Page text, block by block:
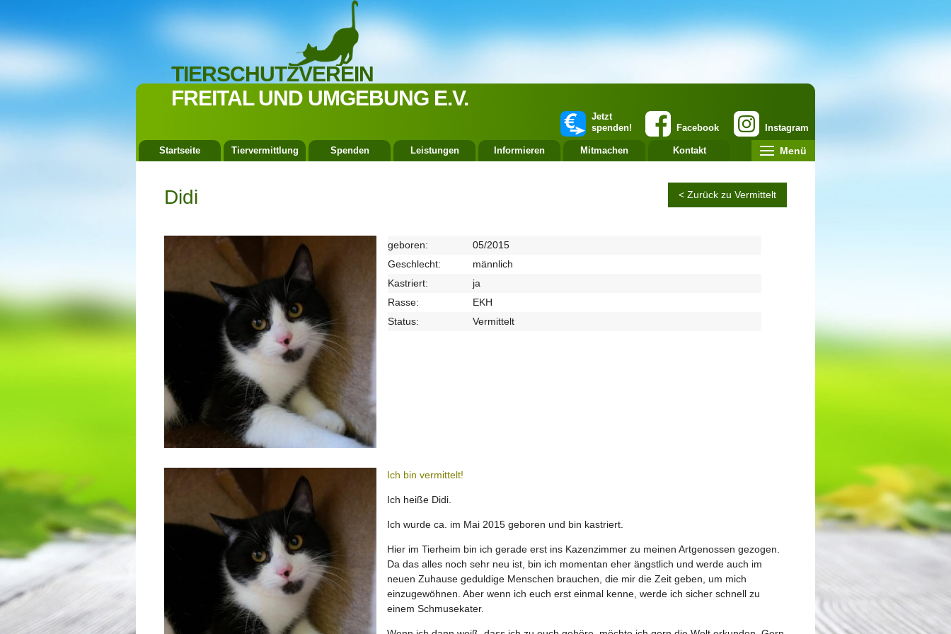
TIERSCHUTZVEREIN
FREITAL UND UMGEBUNG E.V.
Instagram
Facebook
Jetzt
spenden!
Startseite Tiervermittlung Spenden Leistungen Informieren Mitmachen Kontakt Menü
Didi < Zurück zu Vermittelt
geboren:
05/2015
Geschlecht:
männlich
Kastriert:
ja
Rasse:
EKH
Status:
Vermittelt
Ich bin vermittelt!
Ich heiße Didi.
Ich wurde ca. im Mai 2015 geboren und bin kastriert.
Hier im Tierheim bin ich gerade erst ins Kazenzimmer zu meinen Artgenossen gezogen.
Da das alles noch sehr neu ist, bin ich momentan eher ängstlich und werde auch im
neuen Zuhause geduldige Menschen brauchen, die mir die Zeit geben, um mich
einzugewöhnen. Aber wenn ich euch erst einmal kenne, werde ich sicher schnell zu
einem Schmusekater.